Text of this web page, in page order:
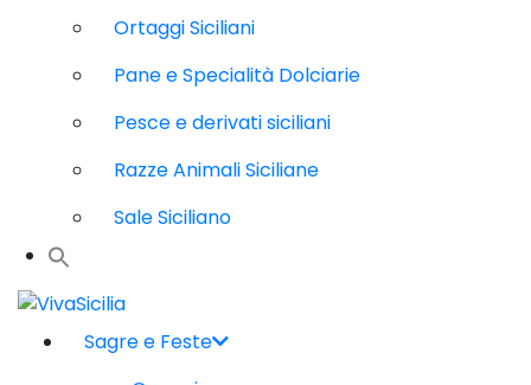
Ortaggi Siciliani
Pane e Specialità Dolciarie
Pesce e derivati siciliani
Razze Animali Siciliane
Sale Siciliano
Sagre e Feste